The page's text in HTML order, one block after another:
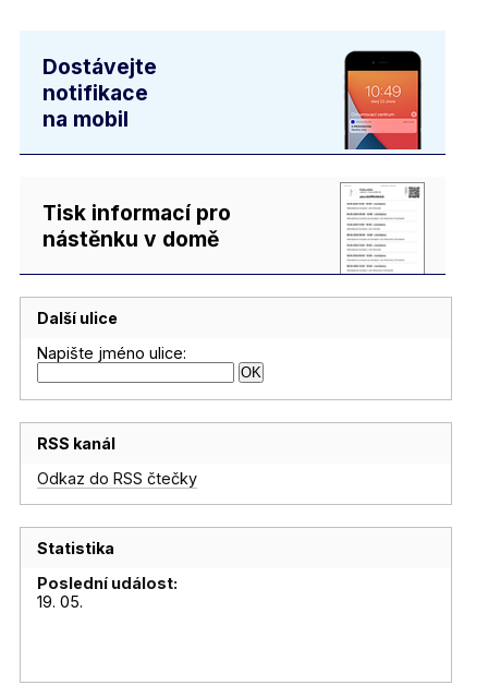
Dostávejte
notifikace
na mobil
Tisk informací pro
nástěnku v domě
Další ulice
Napište jméno ulice:
RSS kanál
Odkaz do RSS čtečky
Statistika
Poslední událost:
19. 05.